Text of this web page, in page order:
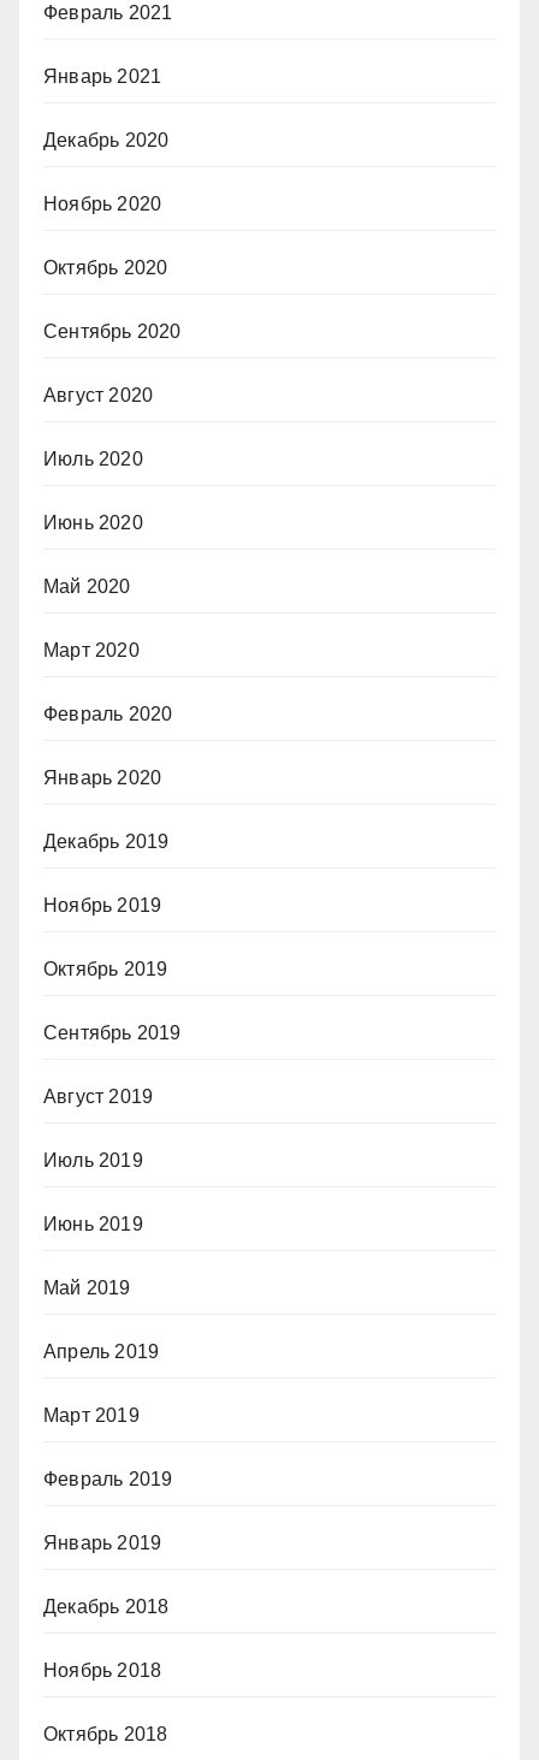
Февраль 2021
Январь 2021
Декабрь 2020
Ноябрь 2020
Октябрь 2020
Сентябрь 2020
Август 2020
Июль 2020
Июнь 2020
Май 2020
Март 2020
Февраль 2020
Январь 2020
Декабрь 2019
Ноябрь 2019
Октябрь 2019
Сентябрь 2019
Август 2019
Июль 2019
Июнь 2019
Май 2019
Апрель 2019
Март 2019
Февраль 2019
Январь 2019
Декабрь 2018
Ноябрь 2018
Октябрь 2018